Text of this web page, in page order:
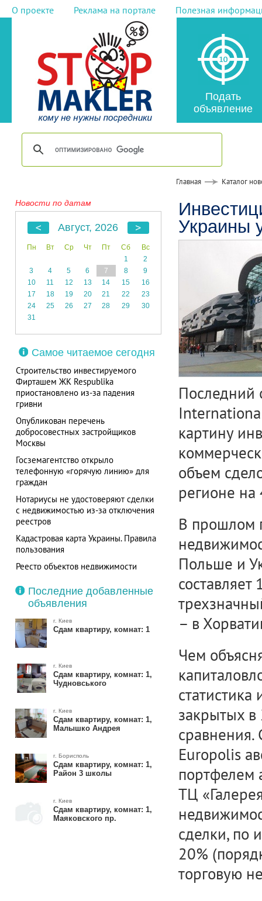
О проекте Реклама на портале Полезная
Подать
объявление
Главная Каталог
Новости по датам
Август, 2026
Пн Вт Ср Чт Пт Сб
Вс
1
2
3
4 5 6 7 8
9
10
11 12 13 14 15
16
17
18 19 20 21 22
23
24
25 26 27 28 29
30
31
Самое читаемое сегодня
Строительство инвестируемого
Фирташем ЖК Respublika
приостановлено из-за падения
гривни
Опубликован перечень
добросовестных застройщиков
Москвы
Госземагентство открыло
телефонную «горячую линию» для
граждан
Нотариусы не удостоверяют сделки
с недвижимостью из-за отключения
реестров
Кадастровая карта Украины. Правила
пользования
Реестр объектов недвижимости
доступен в режиме онлайн
Последние добавленные
объявления
г. Киев
Сдам квартиру, комнат: 1
г. Киев
Сдам квартиру, комнат: 1,
Чудновського
г. Киев
Сдам квартиру, комнат: 1,
Малышко Андрея
г. Борисполь
Сдам квартиру, комнат: 1,
Район 3 школы
г. Киев
Сдам квартиру, комнат: 1,
Маяковского пр.
Украины
Последний
картину
объем
регионе
В прошлом
Польше и
– в
Чем
закрытых в
Europolis
портфелем
ТЦ
сделки, по
20%
торговую